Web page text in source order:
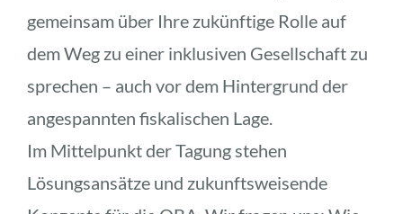
gemeinsam über Ihre zukünftige Rolle auf
dem Weg zu einer inklusiven Gesellschaft zu
sprechen – auch vor dem Hintergrund der
angespannten fiskalischen Lage.
Im Mittelpunkt der Tagung stehen
Lösungsansätze und zukunftsweisende